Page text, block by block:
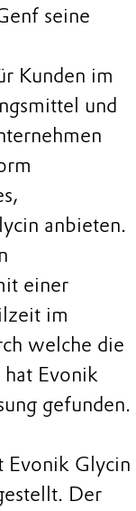
seine
Kunden im
und
anbieten.
einer
im
welche die
Evonik
gefunden.
Evonik Glycin
Der